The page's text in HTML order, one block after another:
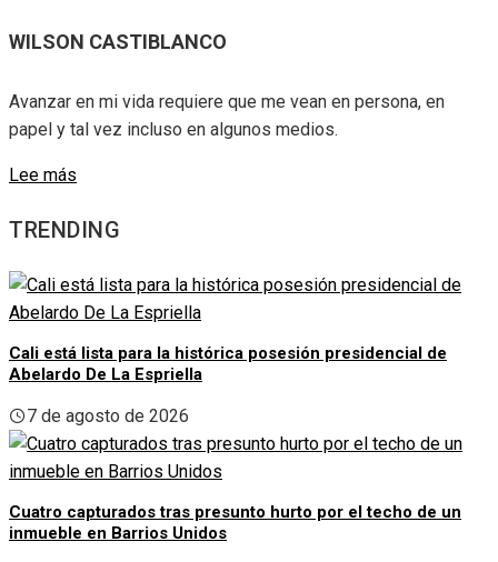
WILSON CASTIBLANCO
Avanzar en mi vida requiere que me vean en persona, en
papel y tal vez incluso en algunos medios.
Lee más
TRENDING
Cali está lista para la histórica posesión presidencial de
Abelardo De La Espriella
7 de agosto de 2026
Cuatro capturados tras presunto hurto por el techo de un
inmueble en Barrios Unidos